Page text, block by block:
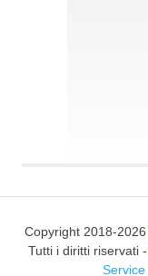
Copyright 2018-2026
Tutti i diritti riservati -
Service